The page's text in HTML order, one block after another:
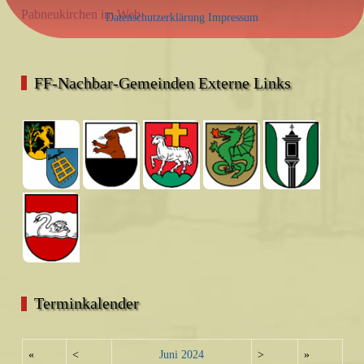
Pabneukirchen im Web
FF-Nachbar-Gemeinden Externe Links
Terminkalender
« < Juni 2024 > »
Datenschutzerklärung Impressum